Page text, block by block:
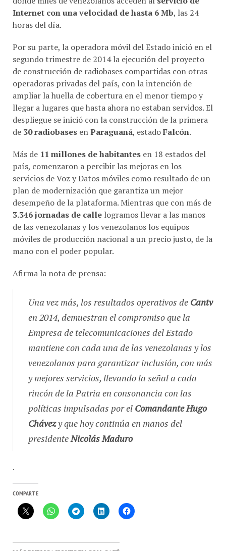
Internet con una velocidad de hasta 6 Mb, las 24
horas del día.
segundo trimestre de 2014 la ejecución del proyecto
de construcción de radiobases compartidas con otras
operadoras privadas del país, con la intención de
ampliar la huella de cobertura en el menor tiempo y
llegar a lugares que hasta ahora no estaban servidos. El
despliegue se inició con la construcción de la primera
de30 radiobasesenParaguaná, estadoFalcón.
país, comenzaron a percibir las mejoras en los
servicios de Voz y Datos móviles como resultado de un
plan de modernización que garantiza un mejor
desempeño de la plataforma. Mientras que con más de
3.346 jornadas de callelogramos llevar a las manos
de las venezolanas y los venezolanos los equipos
móviles de producción nacional a un precio justo, de la
mano con el poder popular.
en 2014, demuestran el compromiso que la
Empresa de telecomunicaciones del Estado
mantiene con cada una de las venezolanas y los
venezolanos para garantizar inclusión, con más
y mejores servicios, llevando la señal a cada
rincón de la Patria en consonancia con las
políticas impulsadas por elComandante Hugo
Chávezy que hoy continúa en manos del
presidenteNicolás Maduro
COMPARTE
MÁS PUBLICACIONES EN CON-CAFÉ